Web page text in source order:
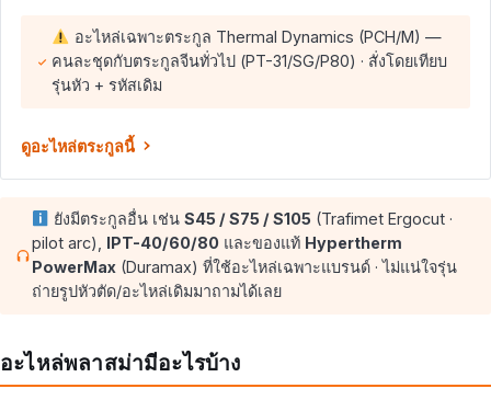
อะไหล่เฉพาะตระกูล Thermal Dynamics (PCH/M) —
คนละชุดกับตระกูลจีนทั่วไป (PT-31/SG/P80) · สั่งโดยเทียบ
รุ่นหัว + รหัสเดิม
ดูอะไหล่ตระกูลนี้
ยังมีตระกูลอื่น เช่นS45 / S75 / S105 (Trafimet Ergocut ·
pilot arc), IPT-40/60/80และของแท้ Hypertherm
PowerMax(Duramax) ที่ใช้อะไหล่เฉพาะแบรนด์ · ไม่แน่ใจรุ่น
ถ่ายรูปหัวตัด/อะไหล่เดิมมาถามได้เลย
อะไหล่พลาสม่ามีอะไรบ้าง